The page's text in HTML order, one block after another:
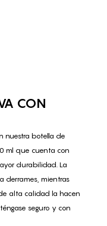
CON
nuestra botella de
ml que cuenta con
durabilidad. La
derrames, mientras
alta calidad la hacen
seguro y con